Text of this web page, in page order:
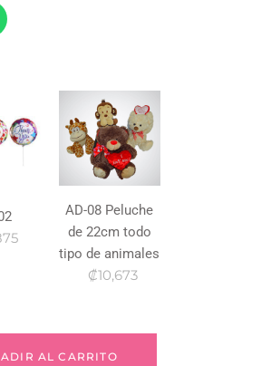
AD-08 Peluche
de 22cm todo
tipo de animales
₡10,673
AL CARRITO